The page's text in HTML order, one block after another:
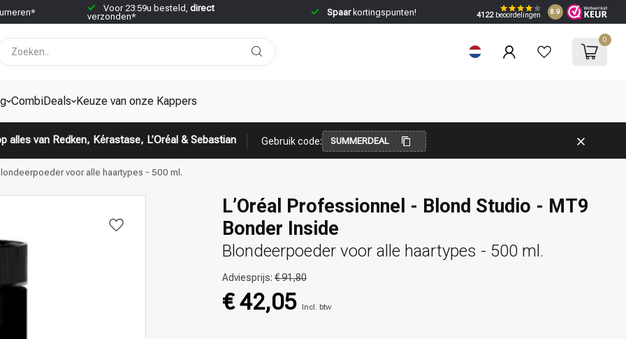
Voor 23:59u besteld, direct
verzonden*
Spaarkortingspunten! 4122beoordelingen 8.9
0
CombiDeals Keuze van onze Kappers
alles van Redken, Kérastase, L’Oréal & Sebastian Gebruik code: SUMMERDEAL
voor alle haartypes - 500 ml.
L’Oréal Professionnel - Blond Studio - MT9
Bonder Inside
Blondeerpoeder voor alle haartypes - 500 ml.
Adviesprijs:€ 91,80
€ 42,05 Incl. btw